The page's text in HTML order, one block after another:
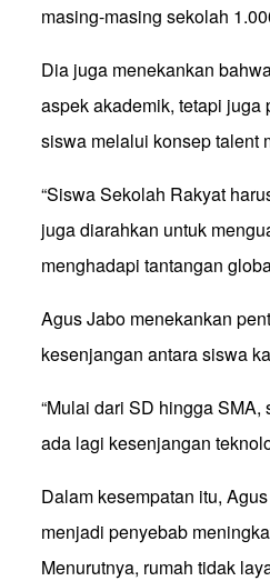
masing-masing sekolah
Dia juga menekankan
aspek akademik, tetapi juga
siswa melalui konsep talent
“Siswa Sekolah Rakyat
juga diarahkan untuk
menghadapi tantangan
Agus Jabo menekankan
kesenjangan antara siswa
“Mulai dari SD hingga
ada lagi kesenjangan
Dalam kesempatan itu,
menjadi penyebab
Menurutnya, rumah tidak